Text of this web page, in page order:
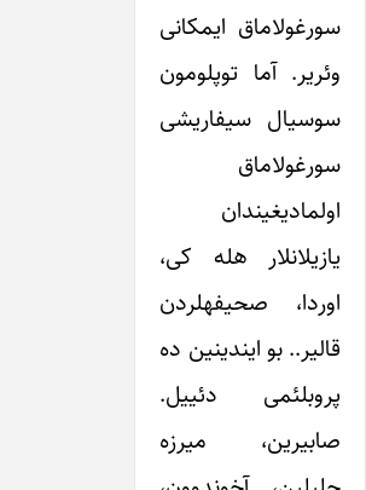
سورغولاماق ایمکانی
وئریر. آما توپلومون
سوسیال سیفاریشی
سورغولاماق
اولمادیغیندان
یازیلانلار هله کی،
اوردا، صحیفهلردن
قالیر.. بو ایندینین ده
پروبلئمی دئییل.
صابیرین، میرزه